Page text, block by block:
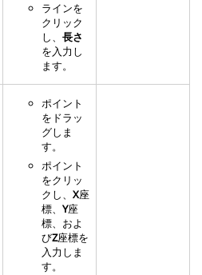
ラインを
クリック
し、 長さ
を入力し
ます。
ポイント
をドラッ
グしま
す。
ポイント
をクリッ
クし、 X座
標、 Y座
標、およ
びZ座標を
入力しま
す。